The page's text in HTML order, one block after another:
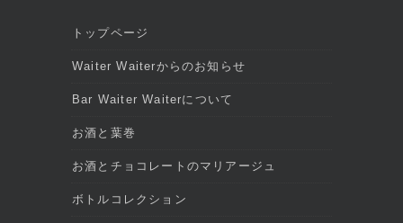
トップページ
Waiter Waiterからのお知らせ
Bar Waiter Waiterについて
お酒と葉巻
お酒とチョコレートのマリアージュ
ボトルコレクション